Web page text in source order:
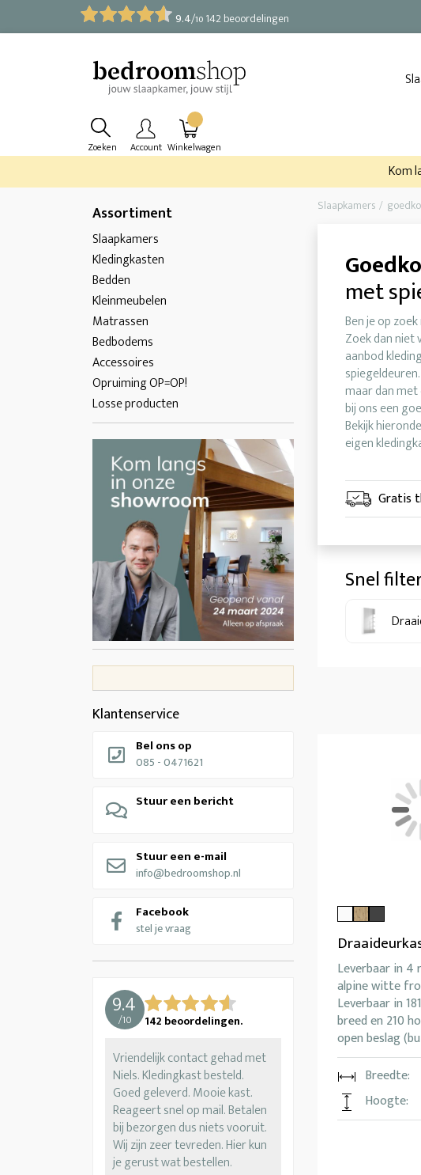
9.4/10 142 beoordelingen
Zoeken Account Winkelwagen
Kom
Assortiment
Slaapkamers
Kledingkasten
Bedden
Kleinmeubelen
Matrassen
Bedbodems
Accessoires
Opruiming OP=OP!
Losse producten
Klantenservice
Bel ons op
085 - 0471621
Stuur een bericht
Stuur een e-mail
info@bedroomshop.nl
Facebook
stel je vraag
9.4
/10 142 beoordelingen.
Vriendelijk contact gehad met
Niels. Kledingkast besteld.
Goed geleverd. Mooie kast.
Reageert snel op mail. Betalen
bij bezorgen dus niets vooruit.
Wij zijn zeer tevreden. Hier kun
je gerust wat bestellen.
Slaapkamers
met
Ben je op
Zoek dan niet
aanbod
maar dan
bij ons een
Bekijk
eigen
Gratis
Snel
Leverbaar in 4
alpine witte
Leverbaar in
breed en 210
open beslag
Breedte:
Hoogte: